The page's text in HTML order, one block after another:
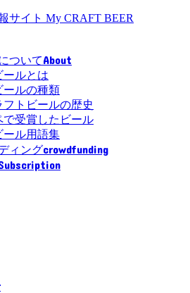
ついてAbout
ールとは
ールの種類
フトビールの歴史
で受賞したビール
ール用語集
ィングcrowdfunding